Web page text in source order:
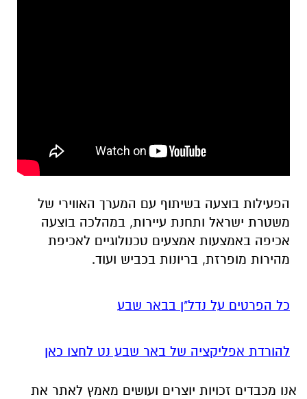
הפעילות בוצעה בשיתוף עם המערך האווירי של
משטרת ישראל ותחנת עיירות, במהלכה בוצעה
אכיפה באמצעות אמצעים טכנולוגיים לאכיפת
מהירות מופרזת, בריונות בכביש ועוד.
כל הפרטים על נדל"ן בבאר שבע
להורדת אפליקציה של באר שבע נט לחצו כאן
אנו מכבדים זכויות יוצרים ועושים מאמץ לאתר את